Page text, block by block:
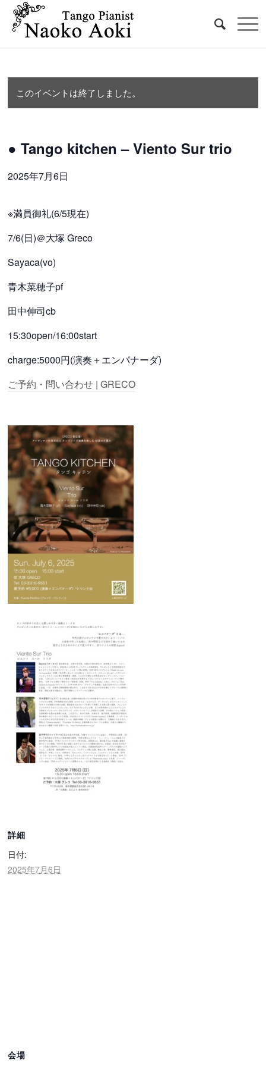
このイベントは終了しました。
● Tango kitchen – Viento Sur trio
2025年7月6日
※満員御礼(6/5現在)
7/6(日)＠大塚 Greco
Sayaca(vo)
青木菜穂子pf
田中伸司cb
15:30open/16:00start
charge:5000円(演奏＋エンパナーダ)
ご予約・問い合わせ | GRECO
詳細
日付:
2025年7月6日
会場